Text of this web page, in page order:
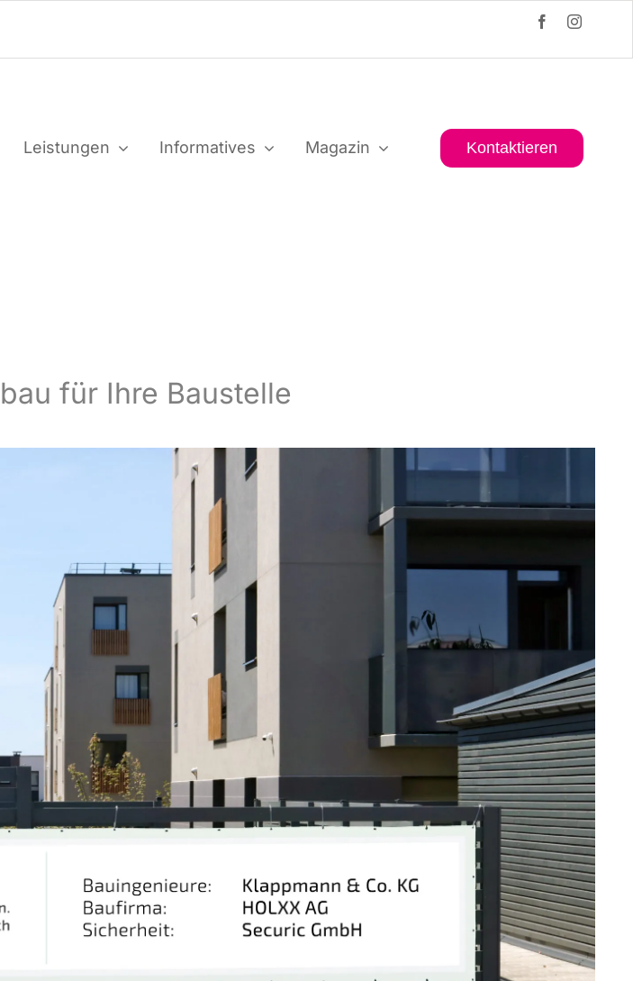
Leis­tun­gen Infor­ma­ti­ves Maga­zin Kon­tak­tie­ren
für Ihre Baustelle